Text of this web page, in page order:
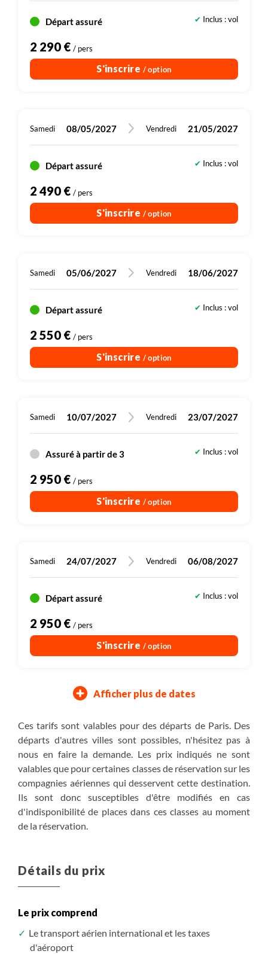
souhaitent.Départ assuré Inclus : vol
2 290 € / pers
S'inscrire / option
Samedi 08/05/2027 Vendredi 21/05/2027
Départ assuré Inclus : vol
2 490 € / pers
S'inscrire / option
Samedi 05/06/2027 Vendredi 18/06/2027
Départ assuré Inclus : vol
2 550 € / pers
S'inscrire / option
Samedi 10/07/2027 Vendredi 23/07/2027
Assuré à partir de 3 Inclus : vol
2 950 € / pers
S'inscrire / option
Samedi 24/07/2027 Vendredi 06/08/2027
Départ assuré Inclus : vol
2 950 € / pers
S'inscrire / option
Départ assuré Inclus : vol
2 950 €/ pers
S'inscrire
Départ assuré Inclus : vol
2 950 €/ pers
S'inscrire
Assuré à partir de 3 Inclus : vol
2 490 €/ pers
S'inscrire
Assuré à partir de 3 Inclus : vol
2 450 €/ pers
S'inscrire
Afficher plus de dates
Ces tarifs sont valables pour des départs de Paris. Des
départs d'autres villes sont possibles, n'hésitez pas à
nous en faire la demande. Les prix indiqués ne sont
valables que pour certaines classes de réservation sur les
compagnies aériennes qui desservent cette destination.
Ils sont donc susceptibles d'être modifiés en cas
d'indisponibilité de places dans ces classes au moment
de la réservation.
Détails du prix
Le prix comprend
Le transport aérien international et les taxes
d'aéroport